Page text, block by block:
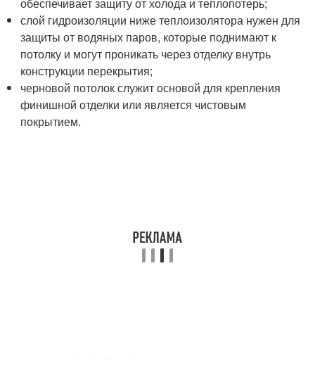
слой гидроизоляции ниже теплоизолятора нужен для
защиты от водяных паров, которые поднимают к
потолку и могут проникать через отделку внутрь
конструкции перекрытия;
черновой потолок служит основой для крепления
финишной отделки или является чистовым
покрытием.